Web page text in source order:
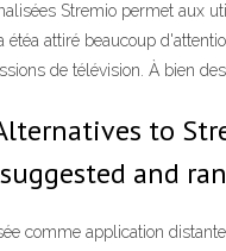
Stremio permet aux
étéa attiré beaucoup
de télévision. À bien
to
and
comme application